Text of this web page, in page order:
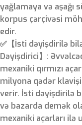
yağlamaya və
korpus çərçivəsi
edir.
✅【İsti dəyişdirilə
Dəyişdirici】:
mexaniki qırmızı
milyona qədər
verir. İsti dəyişdirilə
və bazarda demək
mexaniki açarları ilə